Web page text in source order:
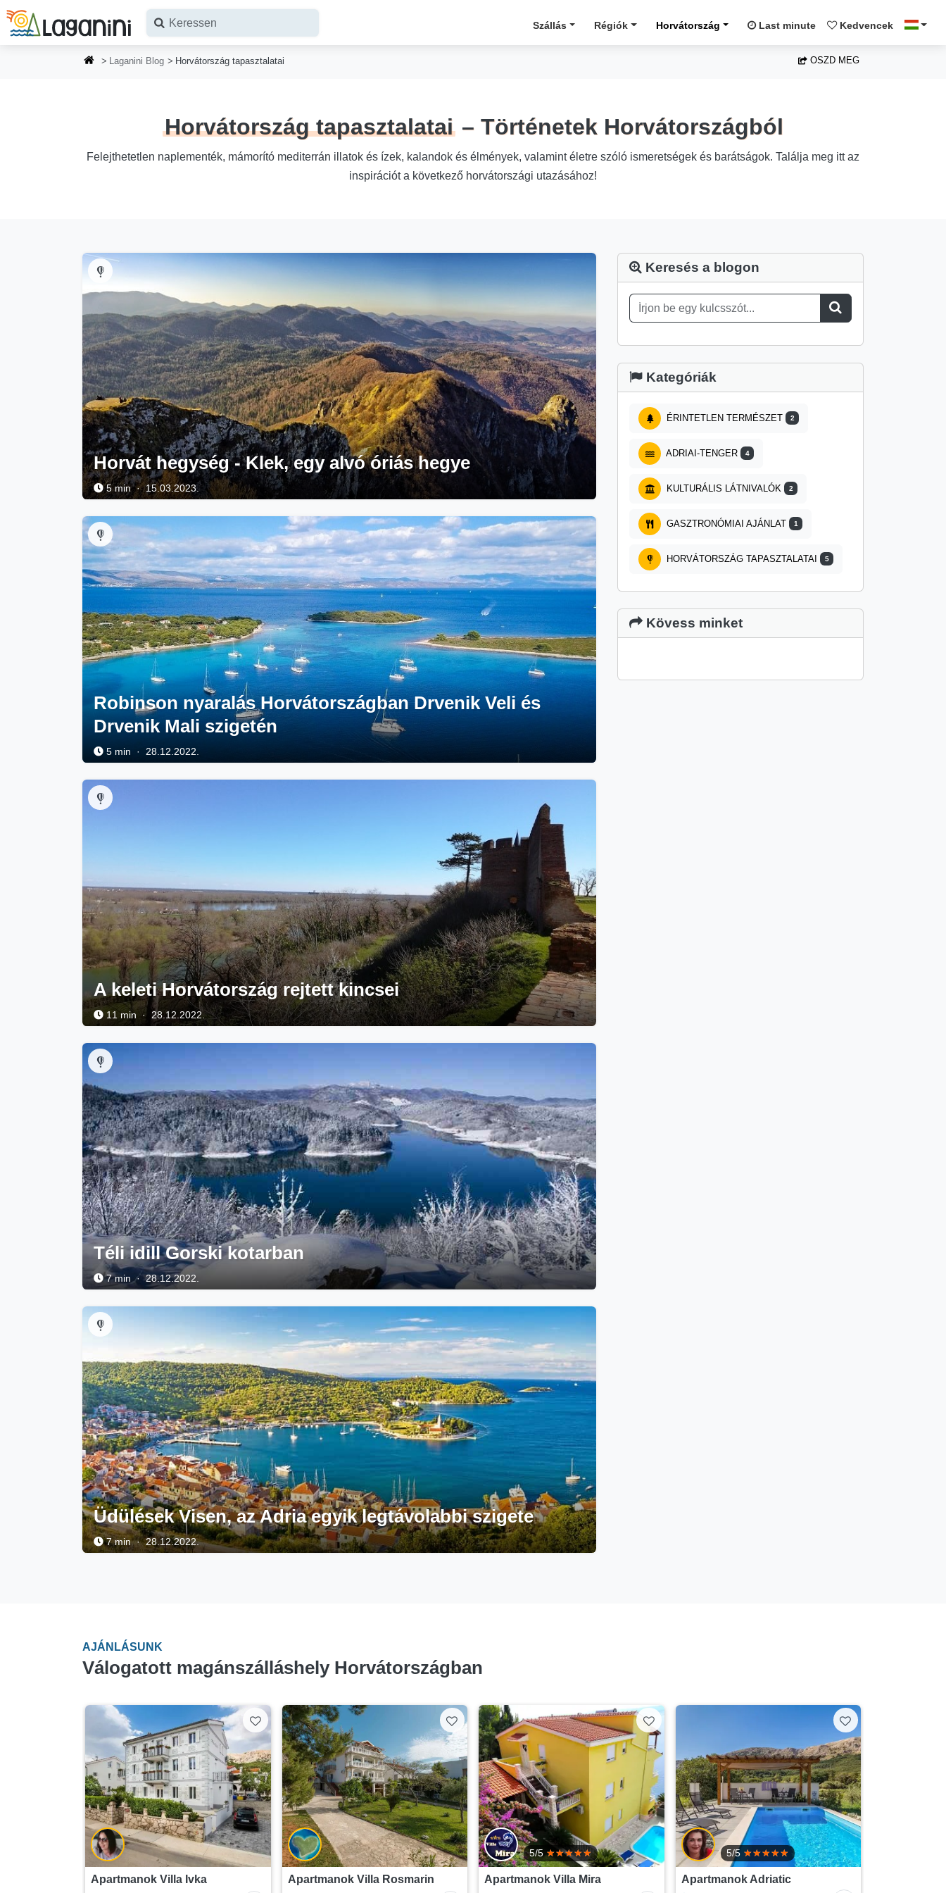
Ugrás a fő tartalomhoz
Szállás Régiók Horvátország Last minute Kedvencek
Laganini Blog Horvátország tapasztalatai OSZD MEG
Horvátország tapasztalatai – Történetek Horvátországból
Felejthetetlen naplementék, mámorító mediterrán illatok és ízek, kalandok és élmények, valamint életre szóló ismeretségek és barátságok. Találja meg itt az
inspirációt a következő horvátországi utazásához!
Horvát hegység - Klek, egy alvó óriás hegye
5 min · 15.03.2023.
Robinson nyaralás Horvátországban Drvenik Veli és
Drvenik Mali szigetén
5 min · 28.12.2022.
A keleti Horvátország rejtett kincsei
11 min · 28.12.2022.
Téli idill Gorski kotarban
7 min · 28.12.2022.
Üdülések Visen, az Adria egyik legtávolabbi szigete
7 min · 28.12.2022.
Keresés a blogon
Kategóriák
ÉRINTETLEN TERMÉSZET 2
ADRIAI-TENGER 4
KULTURÁLIS LÁTNIVALÓK 2
GASZTRONÓMIAI AJÁNLAT 1
HORVÁTORSZÁG TAPASZTALATAI 5
Kövess minket
AJÁNLÁSUNK
Válogatott magánszálláshely Horvátországban
Apartmanok Villa Ivka Apartmanok Villa Rosmarin
5/5
Apartmanok Villa Mira
5/5
Apartmanok Adriatic